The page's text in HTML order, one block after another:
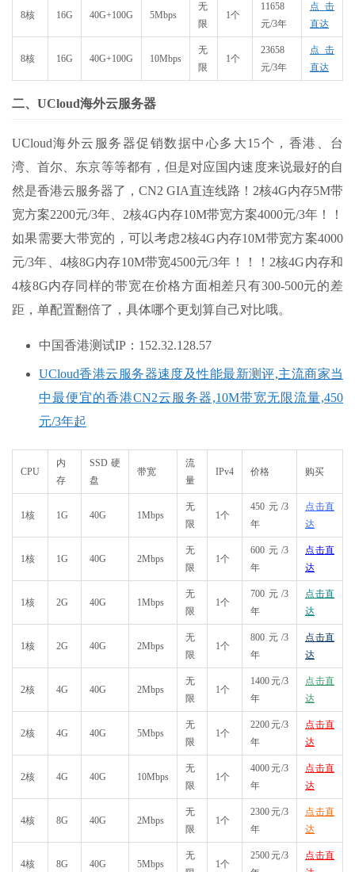
8核 16G 40G+100G 5Mbps
无
限
1个
11658
元/3年
点击
直达
8核 16G 40G+100G 10Mbps
无
限
1个
23658
元/3年
点击
直达
二、UCloud海外云服务器
UCloud海外云服务器促销数据中心多大15个，香港、台
湾、首尔、东京等等都有，但是对应国内速度来说最好的自
然是香港云服务器了，CN2 GIA直连线路！2核4G内存5M带
宽方案2200元/3年、2核4G内存10M带宽方案4000元/3年！！
如果需要大带宽的，可以考虑2核4G内存10M带宽方案4000
元/3年、4核8G内存10M带宽4500元/3年！！！2核4G内存和
4核8G内存同样的带宽在价格方面相差只有300-500元的差
距，单配置翻倍了，具体哪个更划算自己对比哦。
中国香港测试IP：152.32.128.57
UCloud香港云服务器速度及性能最新测评,主流商家当
中最便宜的香港CN2云服务器,10M带宽无限流量,450
元/3年起
CPU
内
存
SSD硬
盘
带宽
流
量
IPv4 价格 购买
1核 1G 40G 1Mbps
无
限
1个
450元/3
年
点击直
达
1核 1G 40G 2Mbps
无
限
1个
600元/3
年
点击直
达
1核 2G 40G 1Mbps
无
限
1个
700元/3
年
点击直
达
1核 2G 40G 2Mbps
无
限
1个
800元/3
年
点击直
达
2核 4G 40G 2Mbps
无
限
1个
1400元/3
年
点击直
达
2核 4G 40G 5Mbps
无
限
1个
2200元/3
年
点击直
达
2核 4G 40G 10Mbps
无
限
1个
4000元/3
年
点击直
达
4核 8G 40G 2Mbps
无
限
1个
2300元/3
年
点击直
达
4核 8G 40G 5Mbps
无
1个
2500元/3
点击直